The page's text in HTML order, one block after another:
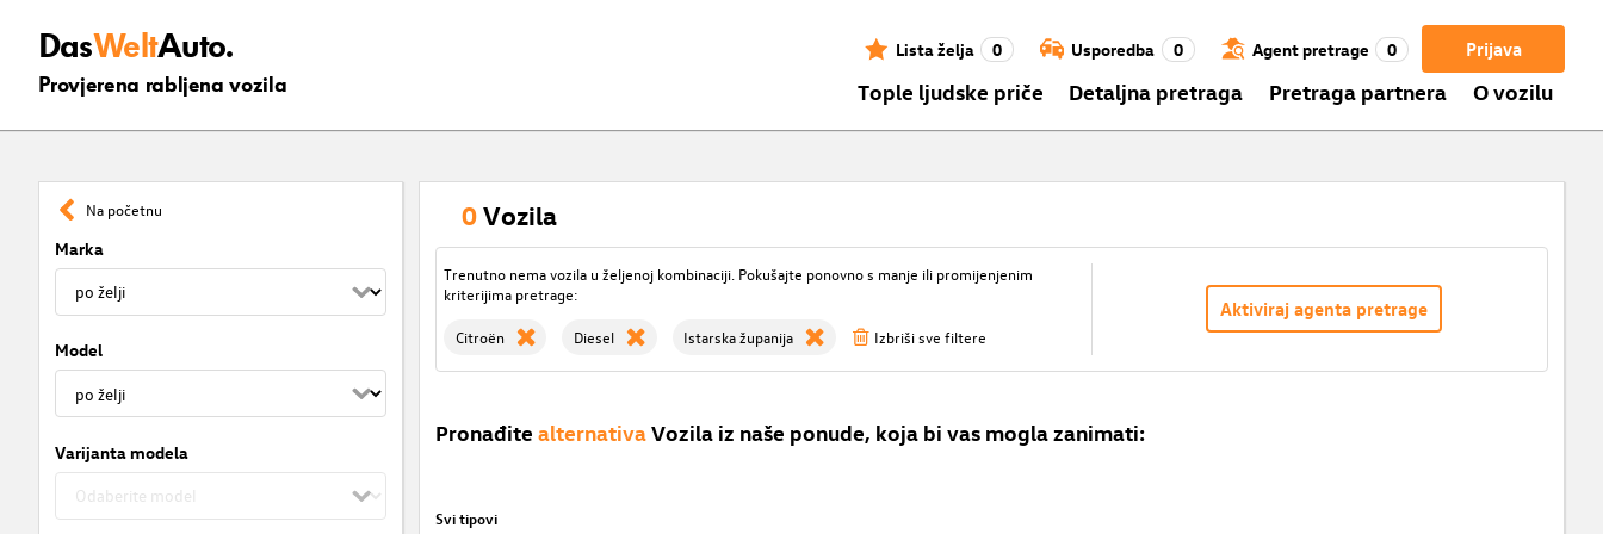
DasWeltAuto.
Provjerena rabljena vozila
Prijava
Lista želja 0 Usporedba 0 Agent pretrage 0
Tople ljudske priče Detaljna pretraga Pretraga partnera O vozilu
Na početnu
Marka
Model
Varijanta modela
0Vozila
Trenutno nema vozila u željenoj kombinaciji. Pokušajte ponovno s manje ili promijenjenim
kriterijima pretrage:
Citroën Diesel Istarska županija Izbriši sve filtere
Aktiviraj agenta pretrage
Pronađite alternativa Vozila iz naše ponude, koja bi vas mogla zanimati:
Svi tipovi